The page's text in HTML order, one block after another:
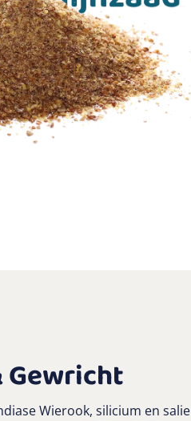
Gewricht
Wierook, silicium en salie